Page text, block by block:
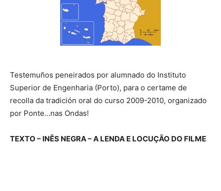
Testemuños peneirados por alumnado do Instituto
Superior de Engenharia (Porto), para o certame de
recolla da tradición oral do curso 2009-2010, organizado
por Ponte…nas Ondas!
TEXTO – INÊS NEGRA – A LENDA E LOCUÇÃO DO FILME